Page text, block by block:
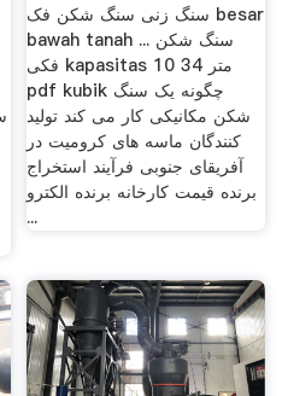
سنگ زنی سنگ شکن فک besar
bawah tanah ... سنگ شکن
فکی kapasitas 10 34 متر
pdf kubik چگونه یک سنگ
شکن مکانیکی کار می کند تولید
کنندگان ماسه های کرومیت در
آفریقای جنوبی فرآیند استخراج
برنده قیمت کارخانه برنده الکترو
...